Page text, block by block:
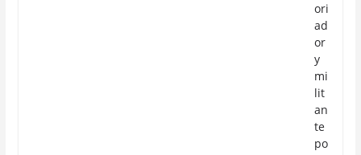
ori
ad
or
y
mi
lit
an
te
po